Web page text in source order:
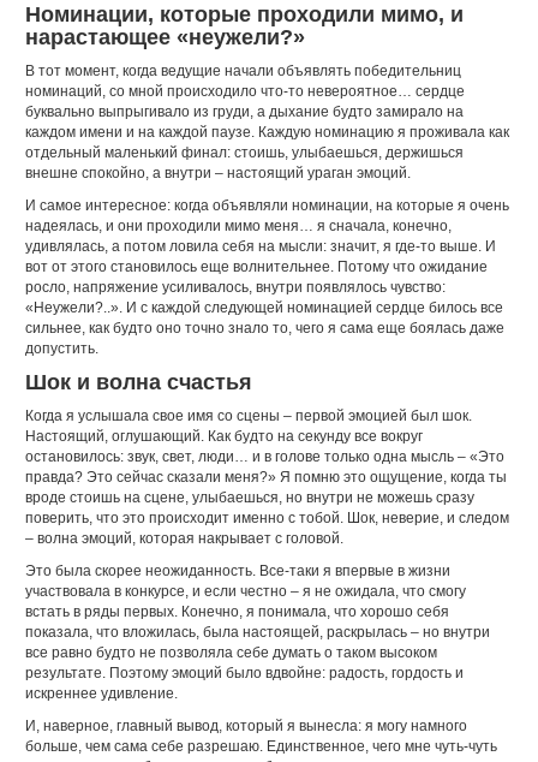
Номинации, которые проходили мимо, и
нарастающее «неужели?»
В тот момент, когда ведущие начали объявлять победительниц
номинаций, со мной происходило что-то невероятное… сердце
буквально выпрыгивало из груди, а дыхание будто замирало на
каждом имени и на каждой паузе. Каждую номинацию я проживала как
отдельный маленький финал: стоишь, улыбаешься, держишься
внешне спокойно, а внутри – настоящий ураган эмоций.
И самое интересное: когда объявляли номинации, на которые я очень
надеялась, и они проходили мимо меня… я сначала, конечно,
удивлялась, а потом ловила себя на мысли: значит, я где-то выше. И
вот от этого становилось еще волнительнее. Потому что ожидание
росло, напряжение усиливалось, внутри появлялось чувство:
«Неужели?..». И с каждой следующей номинацией сердце билось все
сильнее, как будто оно точно знало то, чего я сама еще боялась даже
допустить.
Шок и волна счастья
Когда я услышала свое имя со сцены – первой эмоцией был шок.
Настоящий, оглушающий. Как будто на секунду все вокруг
остановилось: звук, свет, люди… и в голове только одна мысль – «Это
правда? Это сейчас сказали меня?» Я помню это ощущение, когда ты
вроде стоишь на сцене, улыбаешься, но внутри не можешь сразу
поверить, что это происходит именно с тобой. Шок, неверие, и следом
– волна эмоций, которая накрывает с головой.
Это была скорее неожиданность. Все-таки я впервые в жизни
участвовала в конкурсе, и если честно – я не ожидала, что смогу
встать в ряды первых. Конечно, я понимала, что хорошо себя
показала, что вложилась, была настоящей, раскрылась – но внутри
все равно будто не позволяла себе думать о таком высоком
результате. Поэтому эмоций было вдвойне: радость, гордость и
искреннее удивление.
И, наверное, главный вывод, который я вынесла: я могу намного
больше, чем сама себе разрешаю. Единственное, чего мне чуть-чуть